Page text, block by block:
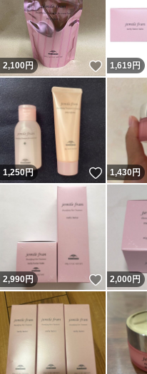
2,100円 いいね！
1,619円
1,250円 いいね！
1,430円
2,990円 いいね！
2,000円